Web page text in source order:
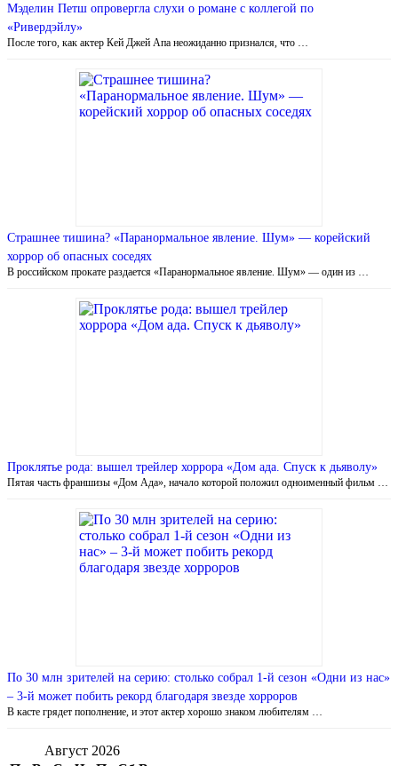
Мэделин Петш опровергла слухи о романе с коллегой по
«Ривердэйлу»
После того, как актер Кей Джей Апа неожиданно признался, что …
Страшнее тишина? «Паранормальное явление. Шум» — корейский
хоррор об опасных соседях
В российском прокате раздается «Паранормальное явление. Шум» — один из …
Проклятье рода: вышел трейлер хоррора «Дом ада. Спуск к дьяволу»
Пятая часть франшизы «Дом Ада», начало которой положил одноименный фильм …
По 30 млн зрителей на серию: столько собрал 1-й сезон «Одни из нас»
– 3-й может побить рекорд благодаря звезде хорроров
В касте грядет пополнение, и этот актер хорошо знаком любителям …
Август 2026